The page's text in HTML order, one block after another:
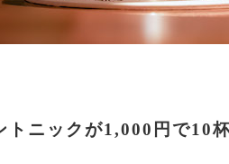
ニックが1,000円で10